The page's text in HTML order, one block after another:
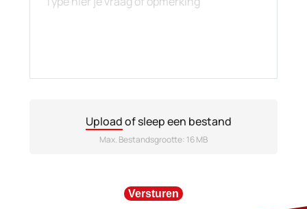
Uploadof sleep een bestand
Max. Bestandsgrootte: 16 MB
Versturen